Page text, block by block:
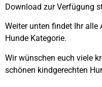
Download zur Verfügung
Weiter unten findet Ihr
Hunde Kategorie.
Wir wünschen euch viele
schönen kindgerechten